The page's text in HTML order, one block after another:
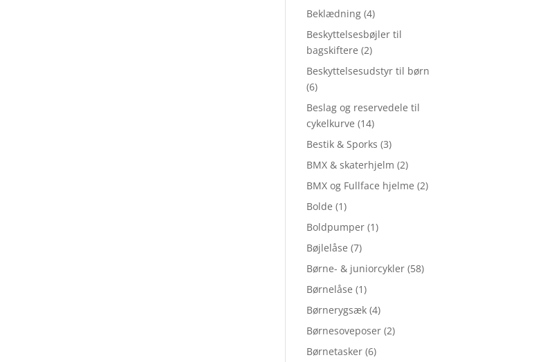
Beklædning (4)
Beskyttelsesbøjler til
bagskiftere (2)
Beskyttelsesudstyr til børn
(6)
Beslag og reservedele til
cykelkurve (14)
Bestik & Sporks (3)
BMX & skaterhjelm (2)
BMX og Fullface hjelme (2)
Bolde (1)
Boldpumper (1)
Bøjlelåse (7)
Børne- & juniorcykler (58)
Børnelåse (1)
Børnerygsæk (4)
Børnesoveposer (2)
Børnetasker (6)